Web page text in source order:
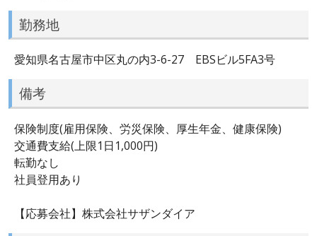
勤務地
愛知県名古屋市中区丸の内3-6-27 EBSビル5FA3号
備考
保険制度(雇用保険、労災保険、厚生年金、健康保険)
交通費支給(上限1日1,000円)
転勤なし
社員登用あり
【応募会社】株式会社サザンダイア